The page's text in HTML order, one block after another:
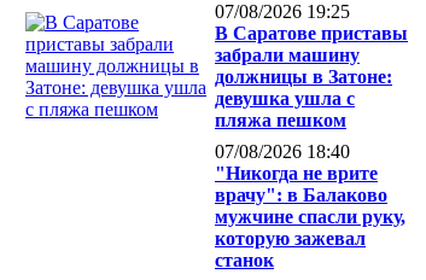
07/08/2026 19:25
В Саратове приставы
забрали машину
должницы в Затоне:
девушка ушла с
пляжа пешком
07/08/2026 18:40
"Никогда не врите
врачу": в Балаково
мужчине спасли руку,
которую зажевал
станок